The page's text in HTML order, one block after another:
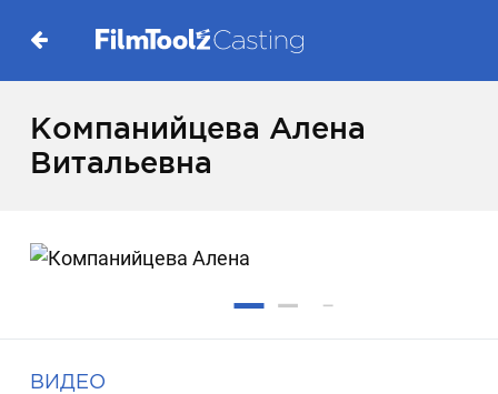
Компанийцева Алена
Витальевна
ВИДЕО